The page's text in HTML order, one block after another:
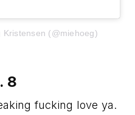
(@miehoeg)
8
fucking love ya.